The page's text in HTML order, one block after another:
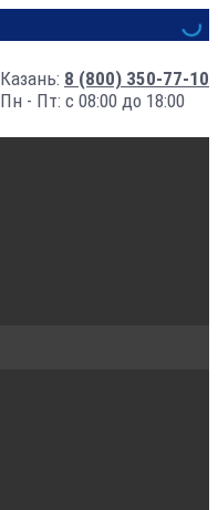
Казань: 8 (800) 350-77-10
Пн - Пт: с 08:00 до 18:00